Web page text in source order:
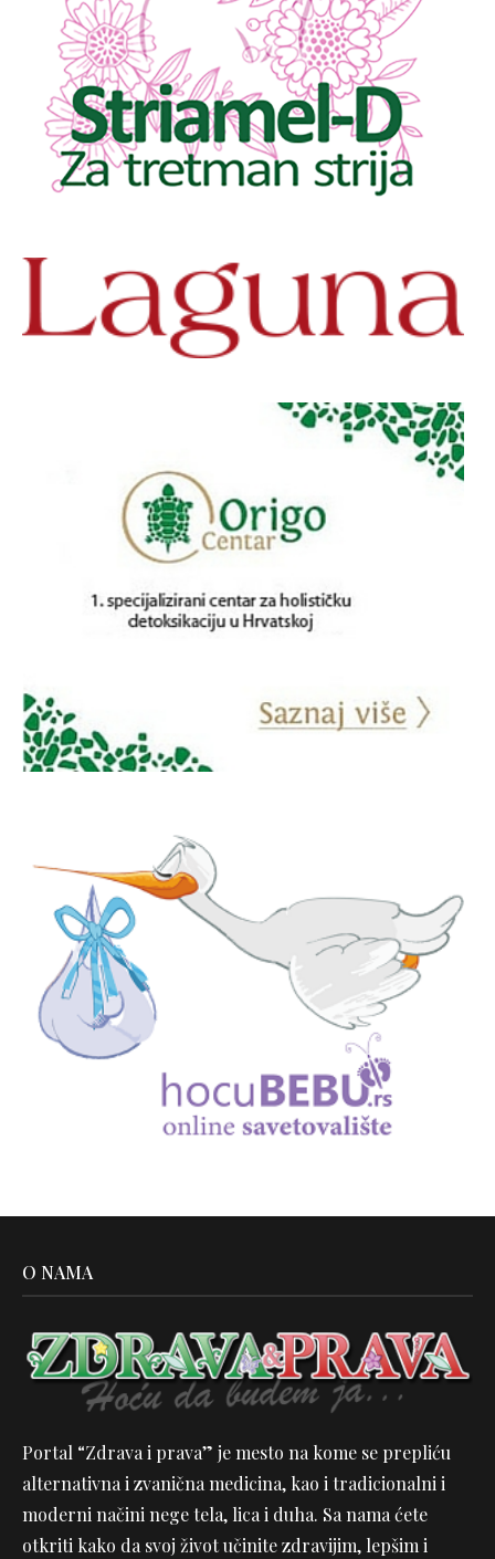
O NAMA
Portal “Zdrava i prava” je mesto na kome se prepliću
alternativna i zvanična medicina, kao i tradicionalni i
moderni načini nege tela, lica i duha. Sa nama ćete
otkriti kako da svoj život učinite zdravijim, lepšim i